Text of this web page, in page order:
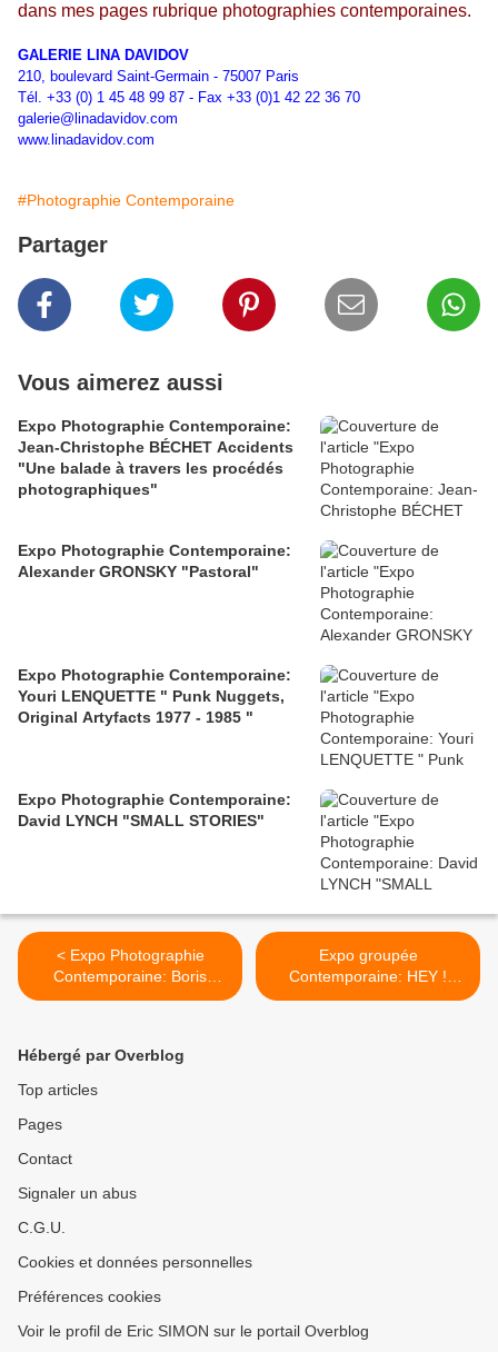
dans mes pages rubrique photographies contemporaines.
GALERIE LINA DAVIDOV
210, boulevard Saint-Germain - 75007 Paris
Tél. +33 (0) 1 45 48 99 87 - Fax +33 (0)1 42 22 36 70
galerie@linadavidov.com
www.linadavidov.com
#Photographie Contemporaine
Partager
Vous aimerez aussi
Expo Photographie Contemporaine:
Jean-Christophe BÉCHET Accidents
"Une balade à travers les procédés
photographiques"
Expo Photographie Contemporaine:
Alexander GRONSKY "Pastoral"
Expo Photographie Contemporaine:
Youri LENQUETTE " Punk Nuggets,
Original Artyfacts 1977 - 1985 "
Expo Photographie Contemporaine:
David LYNCH "SMALL STORIES"
< Expo Photographie
Contemporaine: Boris
Mikhailov "Tea, coffee,
Expo groupée
Contemporaine: HEY !
Modern Art and Pop Culture
Hébergé par Overblog
Top articles
Pages
Contact
Signaler un abus
C.G.U.
Cookies et données personnelles
Préférences cookies
Voir le profil de Eric SIMON sur le portail Overblog